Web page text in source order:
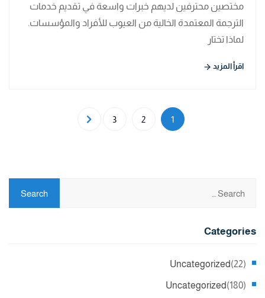
مختصين محترفين لديهم خبرات واسعة في تقديم خدمات
الترجمة المعتمدة الخالية من العيوب للأفراد والمؤسسات.
لماذا تختار
اقرأ المزيد
1
2
3
Categories
Uncategorized (22)
Uncategorized (180)